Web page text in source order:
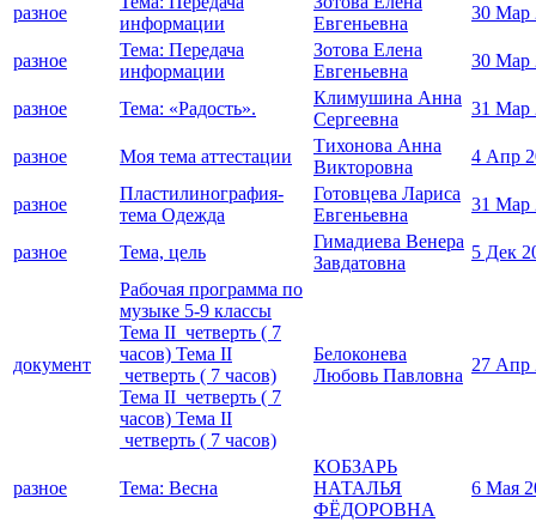
разное
информации
Евгеньевна
30 Мар
разное
Тема: Передача
информации
Зотова Елена
Евгеньевна
30 Мар
разное Тема: «Радость».
Климушина Анна
Сергеевна
31 Мар
разное Моя тема аттестации
Тихонова Анна
Викторовна
4 Апр
разное
Пластилинография-
тема Одежда
Готовцева Лариса
Евгеньевна
31 Мар
разное Тема, цель
Гимадиева Венера
Завдатовна
5 Дек
документ
Рабочая программа по
музыке 5-9 классы
Тема II четверть ( 7
часов) Тема II
четверть ( 7 часов)
Тема II четверть ( 7
часов) Тема II
четверть ( 7 часов)
Белоконева
Любовь Павловна
27 Апр
разное Тема: Весна
КОБЗАРЬ
НАТАЛЬЯ
ФЁДОРОВНА
6 Мая